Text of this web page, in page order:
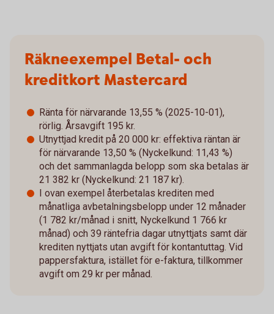
Räkneexempel Betal- och
kreditkort Mastercard
Ränta för närvarande 13,55 % (2025-10-01),
rörlig. Årsavgift 195 kr.
Utnyttjad kredit på 20 000 kr: effektiva räntan är
för närvarande 13,50 % (Nyckelkund: 11,43 %)
och det sammanlagda belopp som ska betalas är
21 382 kr (Nyckelkund: 21 187 kr).
I ovan exempel återbetalas krediten med
månatliga avbetalningsbelopp under 12 månader
(1 782 kr/månad i snitt, Nyckelkund 1 766 kr
månad) och 39 räntefria dagar utnyttjats samt där
krediten nyttjats utan avgift för kontantuttag. Vid
pappersfaktura, istället för e-faktura, tillkommer
avgift om 29 kr per månad.